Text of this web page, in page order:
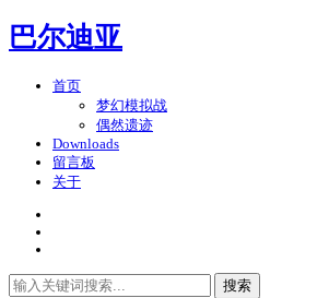
巴尔迪亚
首页
梦幻模拟战
偶然遗迹
Downloads
留言板
关于
搜索